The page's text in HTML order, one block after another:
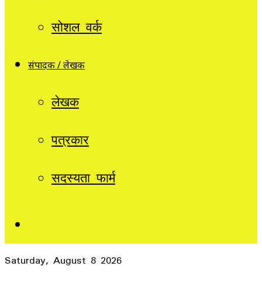
सोशल वर्क
संपादक / लेखक
लेखक
पत्रकार
सदस्यता फार्म
Saturday, August 8 2026